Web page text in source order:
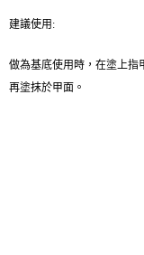
每筆NT$80，滿
建議使用 :
做為基底使用時，在塗上指
再塗抹於甲面。